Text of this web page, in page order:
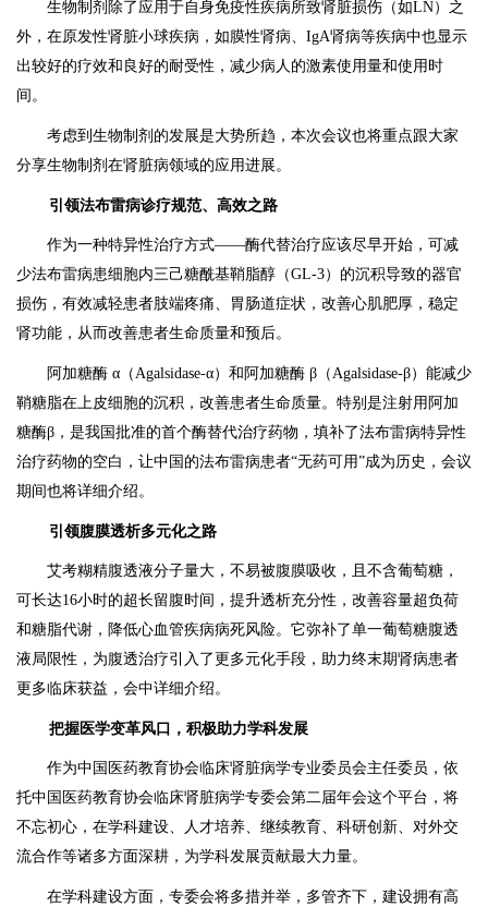
生物制剂除了应用于自身免疫性疾病所致肾脏损伤（如LN）之
外，在原发性肾脏小球疾病，如膜性肾病、IgA肾病等疾病中也显示
出较好的疗效和良好的耐受性，减少病人的激素使用量和使用时
间。
考虑到生物制剂的发展是大势所趋，本次会议也将重点跟大家
分享生物制剂在肾脏病领域的应用进展。
引领法布雷病诊疗规范、高效之路
作为一种特异性治疗方式——酶代替治疗应该尽早开始，可减
少法布雷病患细胞内三己糖酰基鞘脂醇（GL-3）的沉积导致的器官
损伤，有效减轻患者肢端疼痛、胃肠道症状，改善心肌肥厚，稳定
肾功能，从而改善患者生命质量和预后。
阿加糖酶 α（Agalsidase-α）和阿加糖酶 β（Agalsidase-β）能减少
鞘糖脂在上皮细胞的沉积，改善患者生命质量。特别是注射用阿加
糖酶β，是我国批准的首个酶替代治疗药物，填补了法布雷病特异性
治疗药物的空白，让中国的法布雷病患者“无药可用”成为历史，会议
期间也将详细介绍。
引领腹膜透析多元化之路
艾考糊精腹透液分子量大，不易被腹膜吸收，且不含葡萄糖，
可长达16小时的超长留腹时间，提升透析充分性，改善容量超负荷
和糖脂代谢，降低心血管疾病病死风险。它弥补了单一葡萄糖腹透
液局限性，为腹透治疗引入了更多元化手段，助力终末期肾病患者
更多临床获益，会中详细介绍。
把握医学变革风口，积极助力学科发展
作为中国医药教育协会临床肾脏病学专业委员会主任委员，依
托中国医药教育协会临床肾脏病学专委会第二届年会这个平台，将
不忘初心，在学科建设、人才培养、继续教育、科研创新、对外交
流合作等诸多方面深耕，为学科发展贡献最大力量。
在学科建设方面，专委会将多措并举，多管齐下，建设拥有高